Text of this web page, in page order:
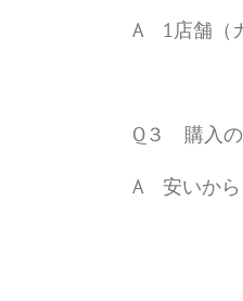
A 1店舗（
Q３ 購入の
A 安いから